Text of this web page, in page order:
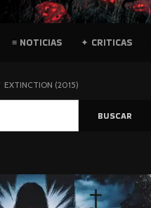
≡ NOTICIAS ✦ CRITICAS
EXTINCTION (2015)